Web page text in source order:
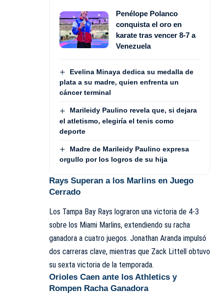
Penélope Polanco
conquista el oro en
karate tras vencer 8-7 a
Venezuela
Evelina Minaya dedica su medalla de
plata a su madre, quien enfrenta un
cáncer terminal
Marileidy Paulino revela que, si dejara
el atletismo, elegiría el tenis como
deporte
Madre de Marileidy Paulino expresa
orgullo por los logros de su hija
Rays Superan a los Marlins en Juego
Cerrado
Los Tampa Bay Rays lograron una victoria de 4-3
sobre los Miami Marlins, extendiendo su racha
ganadora a cuatro juegos. Jonathan Aranda impulsó
dos carreras clave, mientras que Zack Littell obtuvo
su sexta victoria de la temporada.
Orioles Caen ante los Athletics y
Rompen Racha Ganadora